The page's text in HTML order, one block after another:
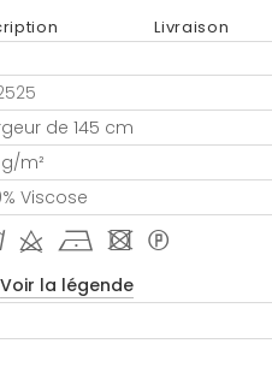
Livraison
de 145 cm
g/m²
Viscose
d h - *
Voir la légende